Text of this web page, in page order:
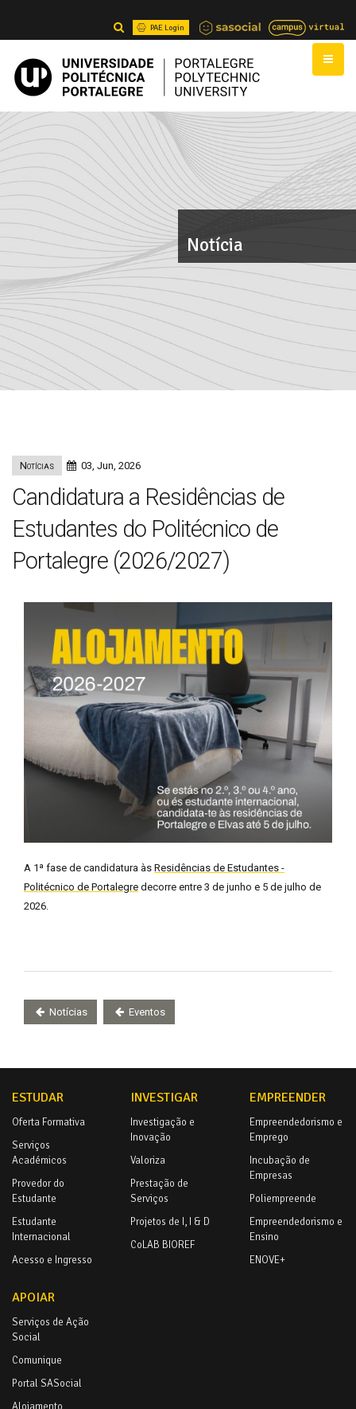
PAE Login
Notícia
Notícias 03, Jun, 2026
Candidatura a Residências de
Estudantes do Politécnico de
Portalegre (2026/2027)
A 1ª fase de candidatura às Residências de Estudantes -
Politécnico de Portalegre decorre entre 3 de junho e 5 de julho de
2026.
Notícias Eventos
ESTUDAR
Oferta Formativa
Serviços
Académicos
Provedor do
Estudante
Estudante
Internacional
Acesso e Ingresso
INVESTIGAR
Investigação e
Inovação
Valoriza
Prestação de
Serviços
Projetos de I, I & D
CoLAB BIOREF
EMPREENDER
Empreendedorismo e
Emprego
Incubação de
Empresas
Poliempreende
Empreendedorismo e
Ensino
ENOVE+
APOIAR
Serviços de Ação
Social
Comunique
Portal SASocial
Alojamento